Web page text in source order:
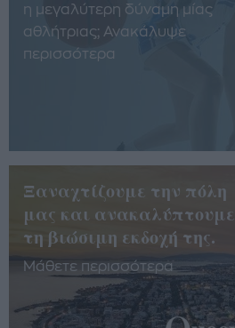
η μεγαλύτερη δύναμη μίας
αθλήτριας; Ανακάλυψε
περισσότερα
Ξαναχτίζουμε την πόλη
μας και ανακαλύπτουμε
τη βιώσιμη εκδοχή της.
Μάθετε περισσότερα